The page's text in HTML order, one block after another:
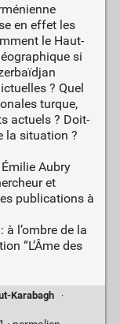
en effet les
le Haut-
si
? Quel
turque,
actuels ? Doit-
la situation ?
Aubry
et
publications à
à l’ombre de la
“L’Âme des
Karabagh
·